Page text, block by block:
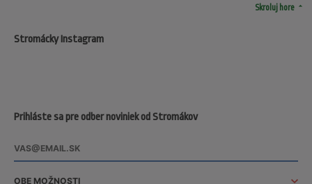
Skroluj hore arrow_drop_up
Prihláste sa pre odber noviniek od Stromákov
Stromácky Instagram